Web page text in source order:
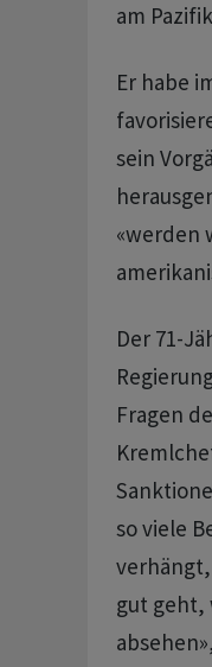
am
Er habe
sein
«werden
Der 71-
Fragen
so viele
gut geht,